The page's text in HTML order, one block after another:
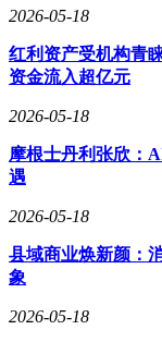
期中的市场地位。
2026-05-18
红利资产受机构青
资金流入超亿元
2026-05-18
摩根士丹利张欣：
遇
2026-05-18
县域商业焕新颜：
象
2026-05-18